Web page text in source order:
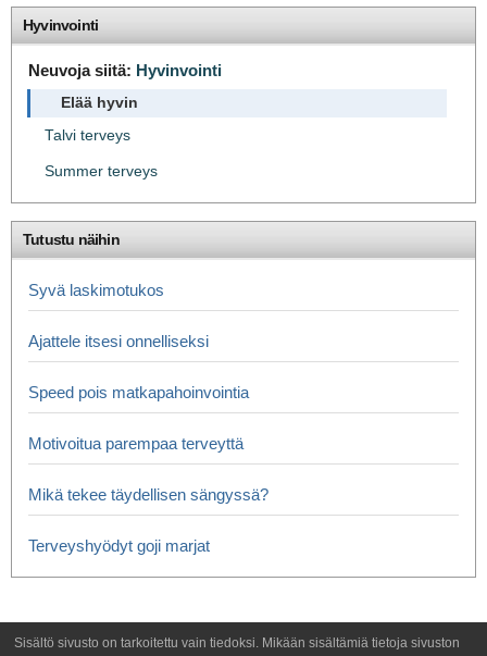
Hyvinvointi
Neuvoja siitä: Hyvinvointi
Elää hyvin
Talvi terveys
Summer terveys
Tutustu näihin
Syvä laskimotukos
Ajattele itsesi onnelliseksi
Speed ​​pois matkapahoinvointia
Motivoitua parempaa terveyttä
Mikä tekee täydellisen sängyssä?
Terveyshyödyt goji marjat
Sisältö sivusto on tarkoitettu vain tiedoksi. Mikään sisältämiä tietoja sivuston